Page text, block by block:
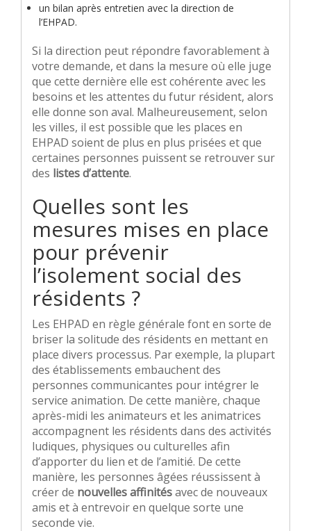
un bilan après entretien avec la direction de
l’EHPAD.
Si la direction peut répondre favorablement à
votre demande, et dans la mesure où elle juge
que cette dernière elle est cohérente avec les
besoins et les attentes du futur résident, alors
elle donne son aval. Malheureusement, selon
les villes, il est possible que les places en
EHPAD soient de plus en plus prisées et que
certaines personnes puissent se retrouver sur
des listes d’attente.
Quelles sont les
mesures mises en place
pour prévenir
l’isolement social des
résidents ?
Les EHPAD en règle générale font en sorte de
briser la solitude des résidents en mettant en
place divers processus. Par exemple, la plupart
des établissements embauchent des
personnes communicantes pour intégrer le
service animation. De cette manière, chaque
après-midi les animateurs et les animatrices
accompagnent les résidents dans des activités
ludiques, physiques ou culturelles afin
d’apporter du lien et de l’amitié. De cette
manière, les personnes âgées réussissent à
créer de nouvelles affinitésavec de nouveaux
amis et à entrevoir en quelque sorte une
seconde vie.